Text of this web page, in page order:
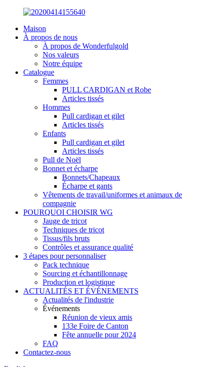
Maison
À propos de nous
À propos de Wonderfulgold
Nos valeurs
Notre équipe
Catalogue
Femmes
PULL CARDIGAN et Robe
Articles tissés
Hommes
Pull cardigan et gilet
Articles tissés
Enfants
Pull cardigan et gilet
Articles tissés
Pull de Noël
Bonnet et écharpe
Bonnets/Chapeaux
Écharpe et gants
Vêtements de travail/uniformes et animaux de
compagnie
POURQUOI CHOISIR WG
Jauge de tricot
Techniques de tricot
Tissus/fils bruts
Contrôles et assurance qualité
3 étapes pour personnaliser
Pack technique
Sourcing et échantillonnage
Production et logistique
ACTUALITÉS ET ÉVÉNEMENTS
Actualités de l'industrie
Événements
Réunion de vieux amis
133e Foire de Canton
Fête annuelle pour 2024
FAQ
Contactez-nous